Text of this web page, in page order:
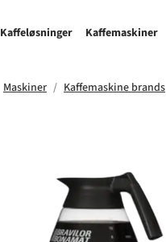
Kaffeløsninger Kaffemaskiner
Maskiner Kaffemaskine brands